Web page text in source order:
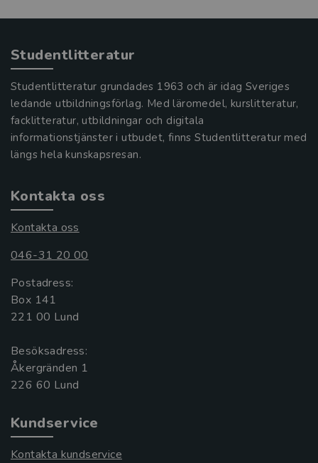
Studentlitteratur
Studentlitteratur grundades 1963 och är idag Sveriges
ledande utbildningsförlag. Med läromedel, kurslitteratur,
facklitteratur, utbildningar och digitala
informationstjänster i utbudet, finns Studentlitteratur med
längs hela kunskapsresan.
Kontakta oss
Kontakta oss
046-31 20 00
Postadress:
Box 141
221 00 Lund
Besöksadress:
Åkergränden 1
Kundservice
Kontakta kundservice